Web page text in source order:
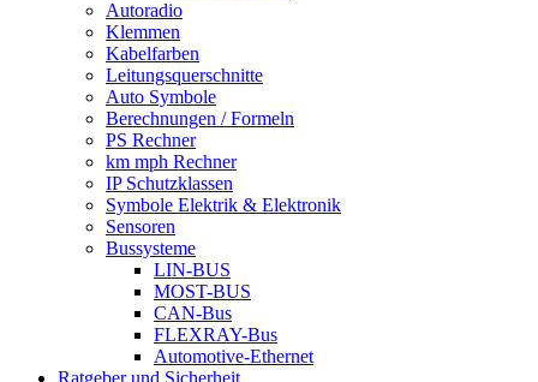
Autoradio
Klemmen
Kabelfarben
Leitungsquerschnitte
Auto Symbole
Berechnungen / Formeln
PS Rechner
km mph Rechner
IP Schutzklassen
Symbole Elektrik & Elektronik
Sensoren
Bussysteme
LIN-BUS
MOST-BUS
CAN-Bus
FLEXRAY-Bus
Automotive-Ethernet
Ratgeber und Sicherheit